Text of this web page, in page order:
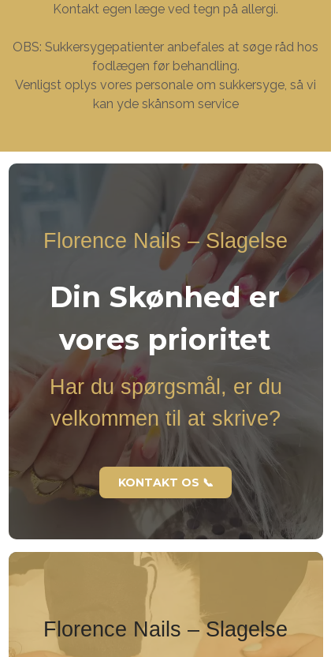
Kontakt egen læge ved tegn på allergi.
OBS: Sukkersygepatienter anbefales at søge råd hos
fodlægen før behandling.
Venligst oplys vores personale om sukkersyge, så vi
kan yde skånsom service
Florence Nails – Slagelse
Din Skønhed er
vores prioritet
Har du spørgsmål, er du
velkommen til at skrive?
KONTAKT OS 📞
Florence Nails – Slagelse